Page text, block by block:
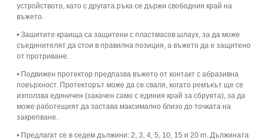
устройството, като с другата ръка се държи свободния край на
въжето.
• Зашитите краища са защитени с пластмасов шлаух, за да може
съединителят да стои в правилна позиция, а въжето да е защитено
от протриване.
• Подвижен протектор предпазва въжето от контакт с абразивна
повърхност. Протекторът може да се сваля, когато ремъкът ще се
използва единичен (закачен само с единия край за сбруята), за да
може работещият да застава максимално близо до точката на
закрепване.
• Предлагат се в седем дължини: 2, 3, 4, 5, 10, 15 и 20 m. Дължината